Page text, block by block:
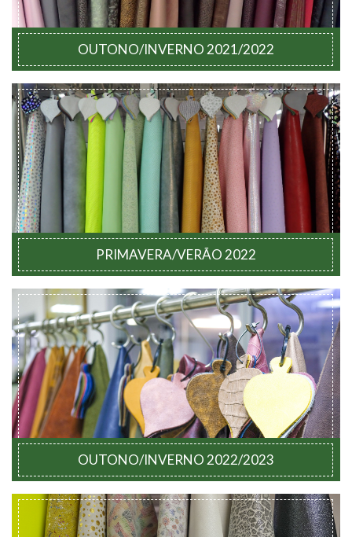
OUTONO/INVERNO 2021/2022
PRIMAVERA/VERÃO 2022
OUTONO/INVERNO 2022/2023